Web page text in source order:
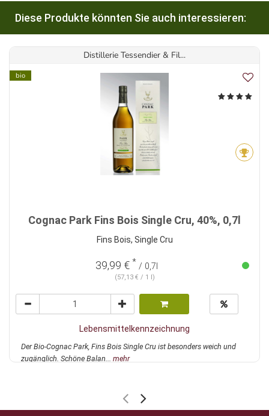
Diese Produkte könnten Sie auch interessieren:
Distillerie Tessendier & Fil...
bio
Cognac Park Fins Bois Single Cru, 40%, 0,7l
Fins Bois, Single Cru
39,99 € * / 0,7l
(57,13 € / 1 l)
Lebensmittelkennzeichnung
Der Bio-Cognac Park, Fins Bois Single Cru ist besonders weich und
zugänglich. Schöne Balan... mehr